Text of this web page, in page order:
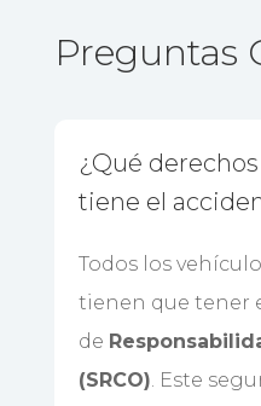
Preguntas
¿Qué
tiene el
Todos los
tienen que tener
de
(SRCO). Este